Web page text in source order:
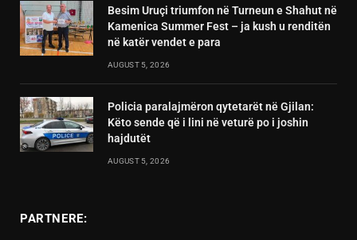
Besim Uruçi triumfon në Turneun e Shahut në
Kamenica Summer Fest – ja kush u renditën
në katër vendet e para
AUGUST 5, 2026
Policia paralajmëron qytetarët në Gjilan:
Këto sende që i lini në veturë po i joshin
hajdutët
AUGUST 5, 2026
PARTNERE: